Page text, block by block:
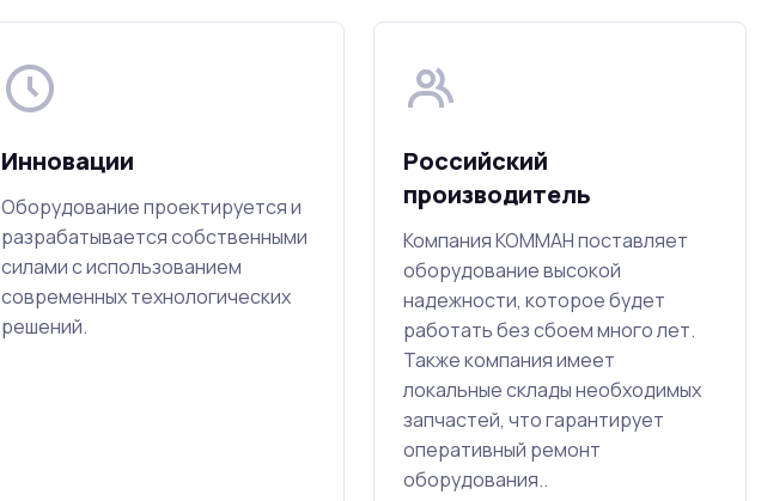
Инновации
Оборудование проектируется и
разрабатывается собственными
силами с использованием
современных технологических
решений.
Российский
производитель
Компания КОММАН поставляет
оборудование высокой
надежности, которое будет
работать без сбоем много лет.
Также компания имеет
локальные склады необходимых
запчастей, что гарантирует
оперативный ремонт
оборудования..